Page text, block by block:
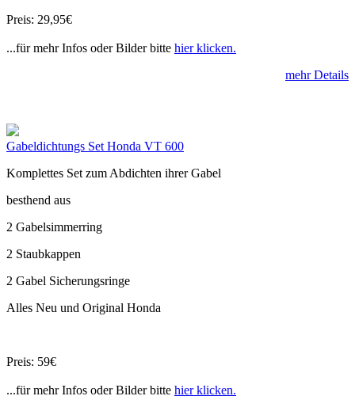
Preis: 29,95€
...für mehr Infos oder Bilder bitte hier klicken.
mehr Details
Gabeldichtungs Set Honda VT 600
Komplettes Set zum Abdichten ihrer Gabel
besthend aus
2 Gabelsimmerring
2 Staubkappen
2 Gabel Sicherungsringe
Alles Neu und Original Honda
Preis: 59€
...für mehr Infos oder Bilder bitte hier klicken.